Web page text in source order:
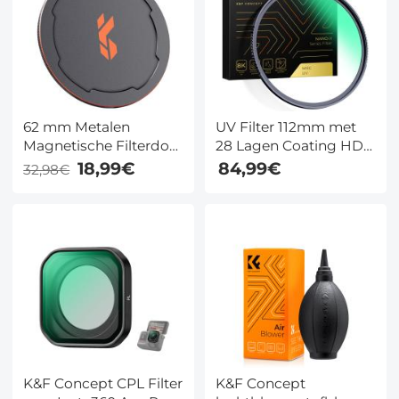
62 mm Metalen
Magnetische Filterdop
2 in 1 Inschroefbare
Lensdop
32,98€ 18,99€
UV Filter 112mm met
28 Lagen Coating HD /
Hydrofoob /
Krasbestendig - Nano
84,99€
K&F Concept CPL Filter
K&F Concept